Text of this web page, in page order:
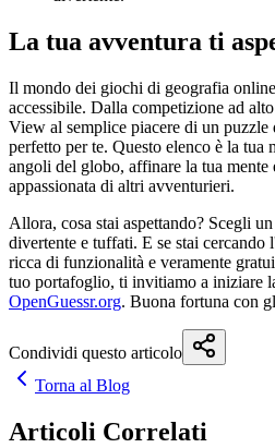
La tua avventura ti
Il mondo dei giochi di geografia
accessibile. Dalla competizione ad
View al semplice piacere di un
perfetto per te. Questo elenco è la tua
angoli del globo, affinare la tua mente
appassionata di altri avventurieri.
Allora, cosa stai aspettando? Scegli
divertente e tuffati. E se stai cercando
ricca di funzionalità e veramente
tuo portafoglio, ti invitiamo a iniziare
OpenGuessr.org. Buona fortuna con
Condividi questo articolo
Torna al Blog
Articoli Correlati